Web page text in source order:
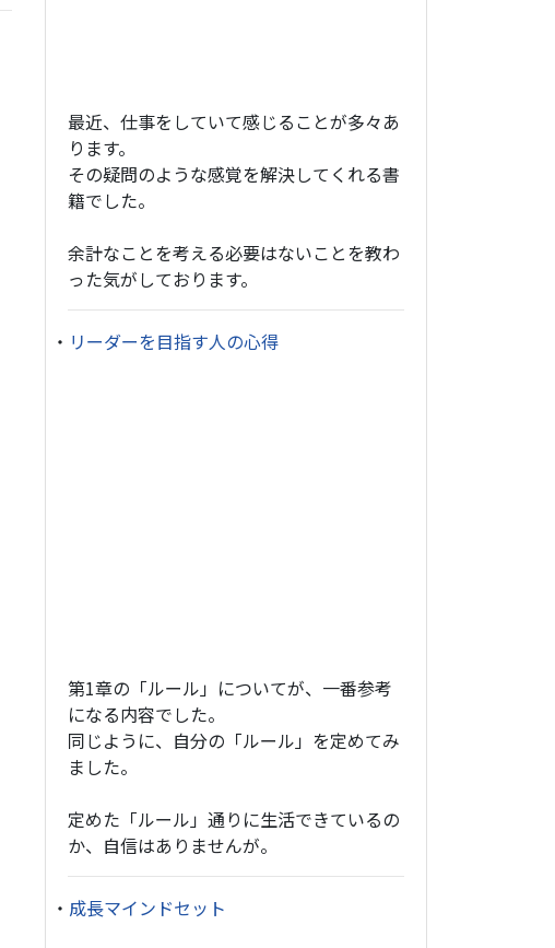
最近、仕事をしていて感じることが多々あ
ります。
その疑問のような感覚を解決してくれる書
籍でした。
余計なことを考える必要はないことを教わ
った気がしております。
・ リーダーを目指す人の心得
第1章の「ルール」についてが、一番参考
になる内容でした。
同じように、自分の「ルール」を定めてみ
ました。
定めた「ルール」通りに生活できているの
か、自信はありませんが。
・ 成長マインドセット